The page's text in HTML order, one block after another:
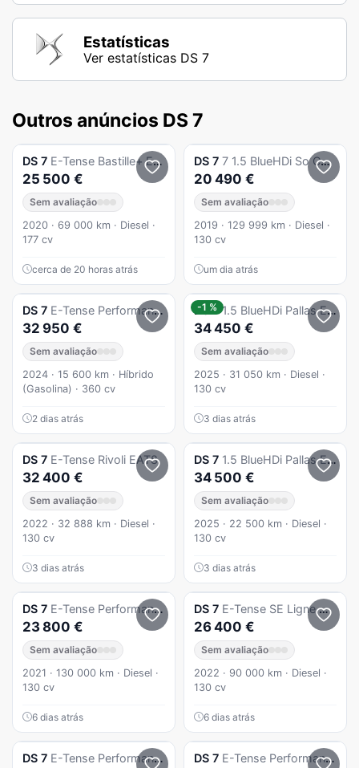
Estatísticas
Ver estatísticas DS 7
Outros anúncios DS 7
DS 7 E-Tense Bastille+ EAT8
25 500 €
Sem avaliação
2020 · 69 000 km · Diesel ·
177 cv
cerca de 20 horas atrás
DS 7 7 1.5 BlueHDi So Chic EAT8
20 490 €
Sem avaliação
2019 · 129 999 km · Diesel ·
130 cv
um dia atrás
DS 7 E-Tense Performance EAT8
32 950 €
Sem avaliação
2024 · 15 600 km · Híbrido
(Gasolina) · 360 cv
2 dias atrás
-1 %
DS 7 1.5 BlueHDi Pallas EAT8
34 450 €
Sem avaliação
2025 · 31 050 km · Diesel ·
130 cv
3 dias atrás
DS 7 E-Tense Rivoli EAT8
32 400 €
Sem avaliação
2022 · 32 888 km · Diesel ·
130 cv
3 dias atrás
DS 7 1.5 BlueHDi Pallas EAT8
34 500 €
Sem avaliação
2025 · 22 500 km · Diesel ·
130 cv
3 dias atrás
DS 7 E-Tense Performance Line EAT8
23 800 €
Sem avaliação
2021 · 130 000 km · Diesel ·
130 cv
6 dias atrás
DS 7 E-Tense SE Ligne Noire EAT8
26 400 €
Sem avaliação
2022 · 90 000 km · Diesel ·
130 cv
6 dias atrás
DS 7 E-Tense Performance Line EAT8 DS 7 E-Tense Performance Line EAT8